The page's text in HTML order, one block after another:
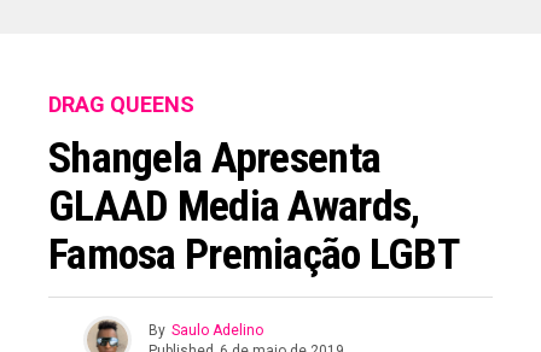
DRAG QUEENS
Shangela Apresenta
GLAAD Media Awards,
Famosa Premiação LGBT
By Saulo Adelino